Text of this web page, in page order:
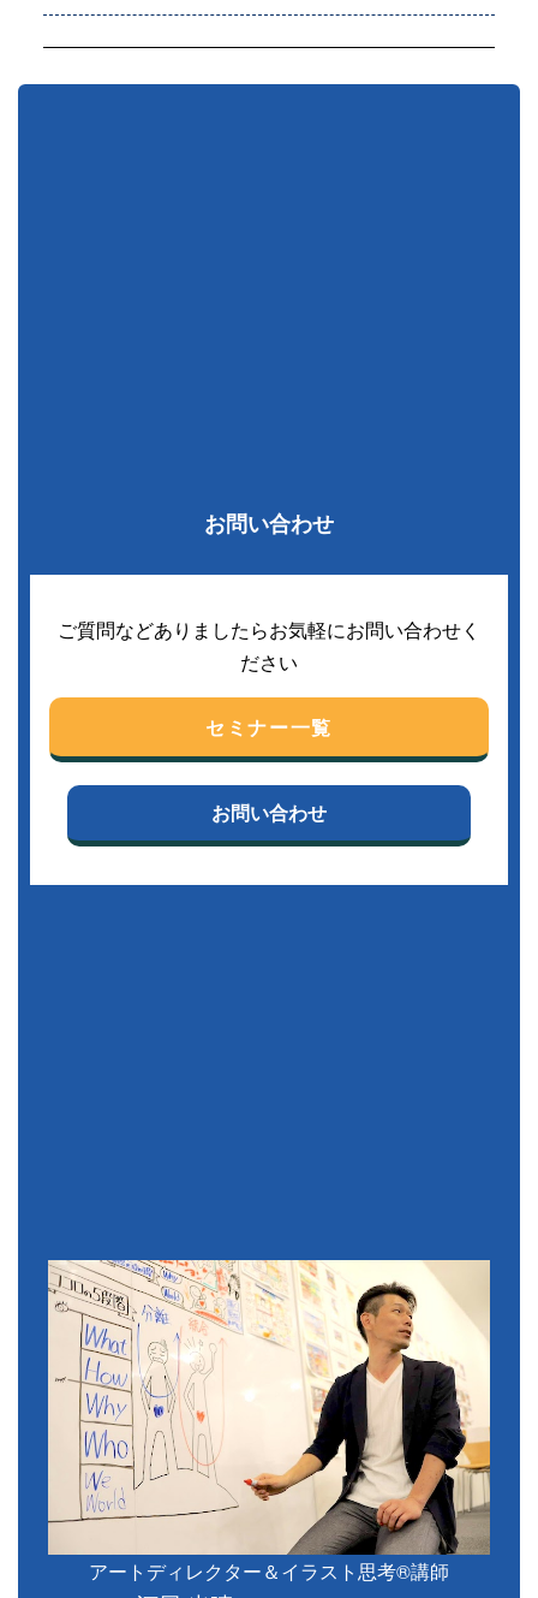
お問い合わせ
ご質問などありましたらお気軽にお問い合わせく
ださい
セミナー一覧
お問い合わせ
アートディレクター＆イラスト思考®講師